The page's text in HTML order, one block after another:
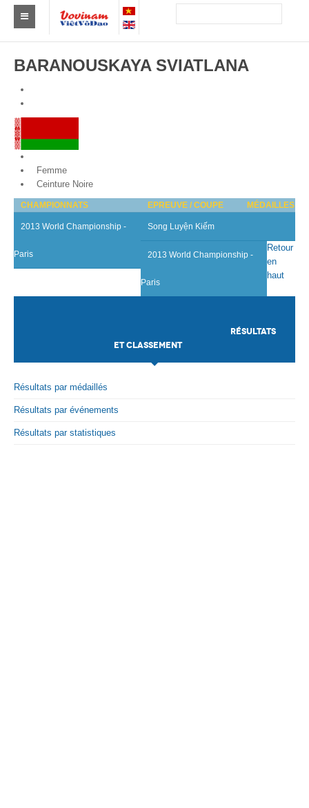
Europe
Afrique
Australie et Océanie
Par Statistiques
Médias
BARANOUSKAYA SVIATLANA
Femme
Ceinture Noire
CHAMPIONNATS EPREUVE / COUPE MÉDAILLES
2013 World Championship -
Paris
Song Luyện Kiếm
2013 World Championship -
Paris
Retour
en
haut
RÉSULTATS
ET CLASSEMENT
Résultats par médaillés
Résultats par événements
Résultats par statistiques